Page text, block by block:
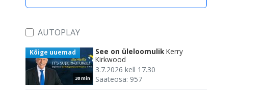
AUTOPLAY
30 min
Kõige uuemad See on üleloomulik Kerry
Kirkwood
3.7.2026 kell 17.30
Saateosa: 957